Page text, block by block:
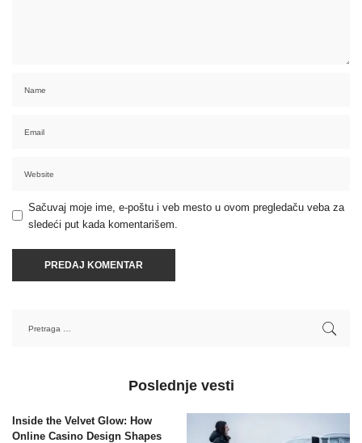
Sačuvaj moje ime, e-poštu i veb mesto u ovom pregledaču veba za
sledeći put kada komentarišem.
Poslednje vesti
Inside the Velvet Glow: How
Online Casino Design Shapes